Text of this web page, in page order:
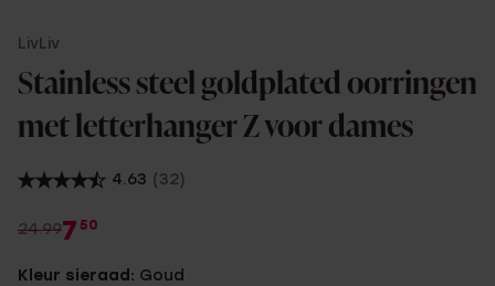
LivLiv
Stainless steel goldplated oorringen
met letterhanger Z voor dames
4.63 (32)
24.997 50
Kleur sieraad: Goud